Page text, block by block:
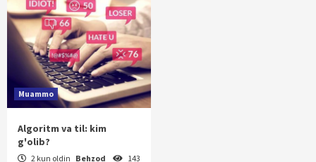
Muammo
Algoritm va til: kim
g'olib?
2 kun oldin Behzod 143